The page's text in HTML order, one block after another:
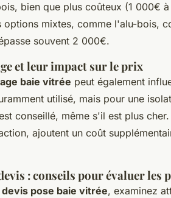
bien que plus coûteux (1 000€
options mixtes, comme l'alu-bois,
souvent 2 000€.
et leur impact sur le prix
baie vitrée peut également
utilisé, mais pour une
conseillé, même s'il est plus
ajoutent un coût
: conseils pour évaluer les
devis pose baie vitrée, examinez